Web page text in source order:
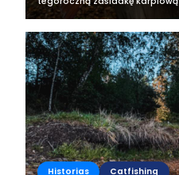
listopada. Jak opisują tą
której na ich macie zawitał...
Historias Catfishing